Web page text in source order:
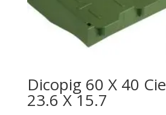
Dicopig 60 X 40
23.6 X 15.7